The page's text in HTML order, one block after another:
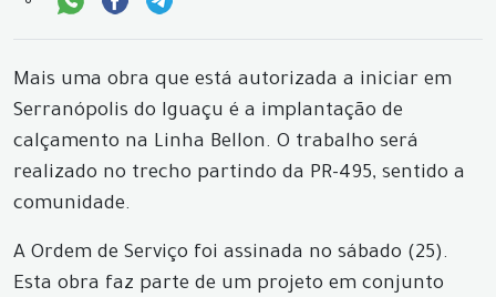
Mais uma obra que está autorizada a iniciar em
Serranópolis do Iguaçu é a implantação de
calçamento na Linha Bellon. O trabalho será
realizado no trecho partindo da PR-495, sentido a
comunidade.
A Ordem de Serviço foi assinada no sábado (25).
Esta obra faz parte de um projeto em conjunto